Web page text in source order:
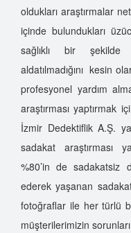
oldukları araştırmalar
içinde bulundukları
sağlıklı bir şekilde
aldatılmadığını kesin
profesyonel yardım
araştırması yaptırmak
İzmir Dedektiflik A.Ş.
sadakat araştırması
%80’in de sadakatsiz
ederek yaşanan
fotoğraflar ile her türlü
müşterilerimizin